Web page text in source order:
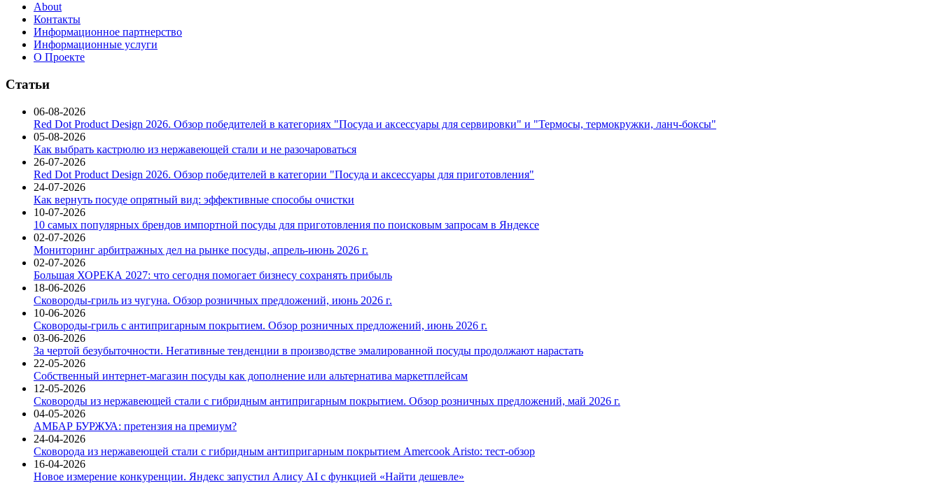
About
Контакты
Информационное партнерство
Информационные услуги
О Проекте
Статьи
06-08-2026
Red Dot Product Design 2026. Обзор победителей в категориях "Посуда и аксессуары для сервировки" и "Термосы, термокружки, ланч-боксы"
05-08-2026
Как выбрать кастрюлю из нержавеющей стали и не разочароваться
26-07-2026
Red Dot Product Design 2026. Обзор победителей в категории "Посуда и аксессуары для приготовления"
24-07-2026
Как вернуть посуде опрятный вид: эффективные способы очистки
10-07-2026
10 самых популярных брендов импортной посуды для приготовления по поисковым запросам в Яндексе
02-07-2026
Мониторинг арбитражных дел на рынке посуды, апрель-июнь 2026 г.
02-07-2026
Большая ХОРЕКА 2027: что сегодня помогает бизнесу сохранять прибыль
18-06-2026
Сковороды-гриль из чугуна. Обзор розничных предложений, июнь 2026 г.
10-06-2026
Сковороды-гриль с антипригарным покрытием. Обзор розничных предложений, июнь 2026 г.
03-06-2026
За чертой безубыточности. Негативные тенденции в производстве эмалированной посуды продолжают нарастать
22-05-2026
Собственный интернет-магазин посуды как дополнение или альтернатива маркетплейсам
12-05-2026
Сковороды из нержавеющей стали с гибридным антипригарным покрытием. Обзор розничных предложений, май 2026 г.
04-05-2026
АМБАР БУРЖУА: претензия на премиум?
24-04-2026
Сковорода из нержавеющей стали с гибридным антипригарным покрытием Amercook Aristo: тест-обзор
16-04-2026
Новое измерение конкуренции. Яндекс запустил Алису AI с функцией «Найти дешевле»